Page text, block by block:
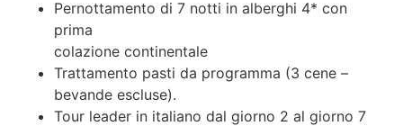
Pernottamento di 7 notti in alberghi 4* con
prima
colazione continentale
Trattamento pasti da programma (3 cene –
bevande escluse).
Tour leader in italiano dal giorno 2 al giorno 7